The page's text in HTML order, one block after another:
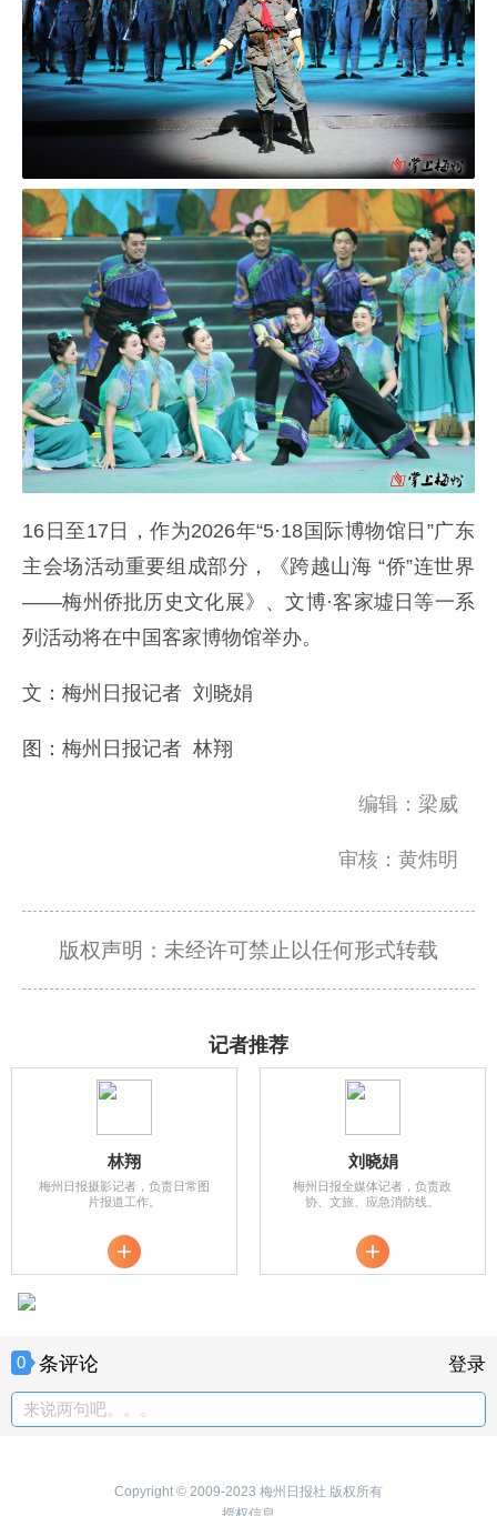
16日至17日，作为2026年“5·18国际博物馆日”广东
主会场活动重要组成部分，《跨越山海 “侨”连世界
——梅州侨批历史文化展》、文博·客家墟日等一系
列活动将在中国客家博物馆举办。
文：梅州日报记者 刘晓娟
图：梅州日报记者 林翔
编辑：梁威
审核：黄炜明
版权声明：未经许可禁止以任何形式转载
记者推荐
林翔
梅州日报摄影记者，负责日常图
片报道工作。
刘晓娟
梅州日报全媒体记者，负责政
协、文旅、应急消防线。
0 条评论 登录
来说两句吧。。。
Copyright © 2009-2023 梅州日报社 版权所有